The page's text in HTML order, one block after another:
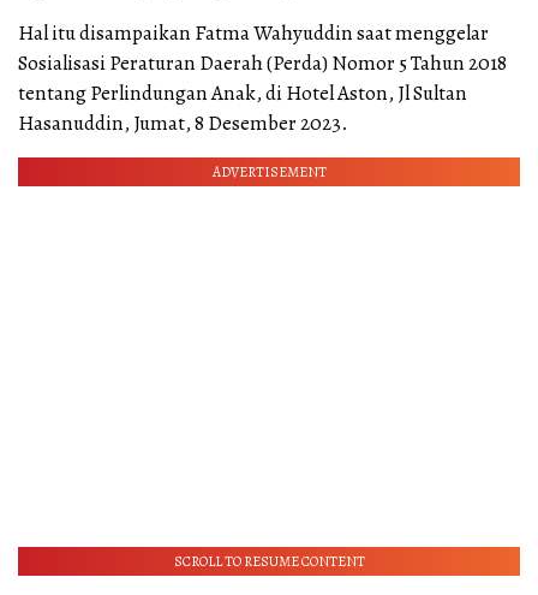
Hal itu disampaikan Fatma Wahyuddin saat menggelar
Sosialisasi Peraturan Daerah (Perda) Nomor 5 Tahun 2018
tentang Perlindungan Anak, di Hotel Aston, Jl Sultan
Hasanuddin, Jumat, 8 Desember 2023.
ADVERTISEMENT
SCROLL TO RESUME CONTENT